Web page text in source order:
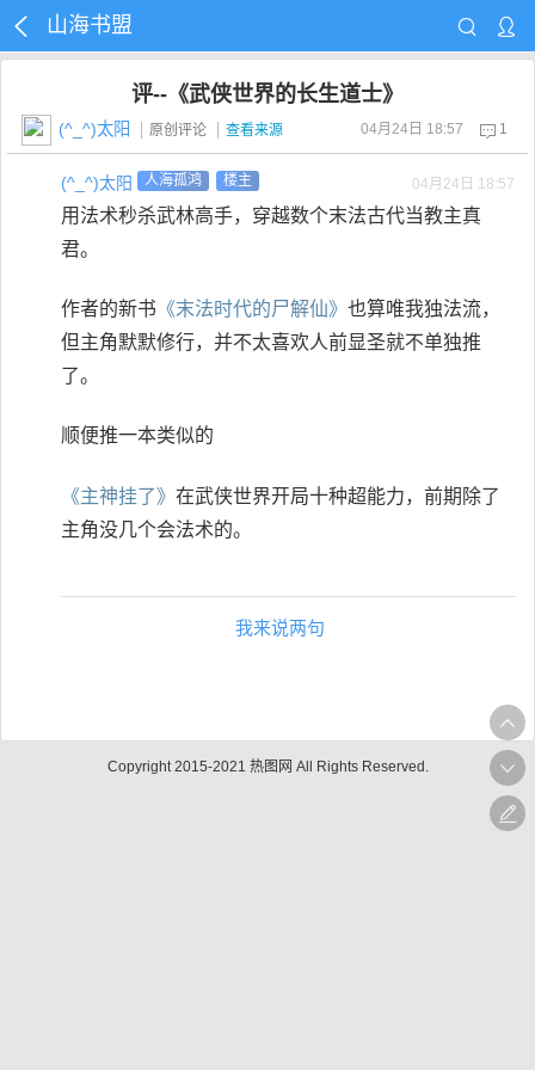
山海书盟
评--《武侠世界的长生道士》
(^_^)太阳 原创评论 查看来源 04月24日 18:57 1
(^_^)太阳 人海孤鸿 楼主 04月24日 18:57
用法术秒杀武林高手，穿越数个末法古代当教主真
君。
作者的新书 《末法时代的尸解仙》 也算唯我独法流，
但主角默默修行，并不太喜欢人前显圣就不单独推
了。
顺便推一本类似的
《主神挂了》 在武侠世界开局十种超能力，前期除了
主角没几个会法术的。
我来说两句
Copyright 2015-2021 热图网 All Rights Reserved.